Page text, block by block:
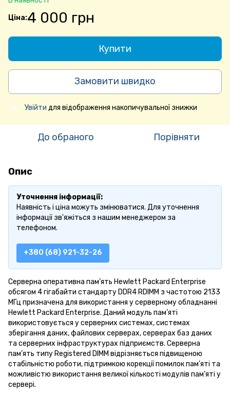
4 000 грн
Купити
Замовити швидко
% Увійти для відображення накопичувальної знижки
До обраного Порівняти
Опис
Уточнення інформації:
Наявність і ціна можуть змінюватися. Для уточнення
інформації зв'яжіться з нашим менеджером за
телефоном.
+380 (68) 921-32-26
Серверна оперативна пам’ять Hewlett Packard Enterprise
обсягом 4 гігабайти стандарту DDR4 RDIMM з частотою 2133
МГц призначена для використання у серверному обладнанні
Hewlett Packard Enterprise. Даний модуль пам’яті
використовується у серверних системах, системах
зберігання даних, файлових серверах, серверах баз даних
та серверних інфраструктурах підприємств. Серверна
пам’ять типу Registered DIMM відрізняється підвищеною
стабільністю роботи, підтримкою корекції помилок пам’яті та
можливістю використання великої кількості модулів пам’яті у
сервері.